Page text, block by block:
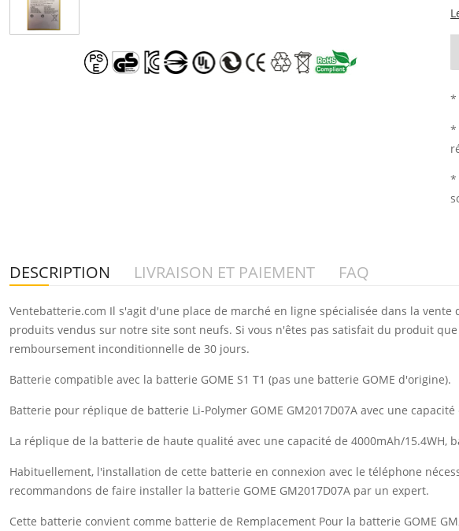
*
*
*
DESCRIPTION LIVRAISON ET PAIEMENT FAQ
Ventebatterie.com Il s'agit d'une place de marché en ligne spécialisée dans la
produits vendus sur notre site sont neufs. Si vous n'êtes pas satisfait du produit
remboursement inconditionnelle de 30 jours.
Batterie compatible avec la batterie GOME S1 T1 (pas une batterie GOME d'origine).
Batterie pour réplique de batterie Li-Polymer GOME GM2017D07A avec une capacité
La réplique de la batterie de haute qualité avec une capacité de 4000mAh/15.4WH,
Habituellement, l'installation de cette batterie en connexion avec le téléphone
recommandons de faire installer la batterie GOME GM2017D07A par un expert.
Cette batterie convient comme batterie de Remplacement Pour la batterie GOME